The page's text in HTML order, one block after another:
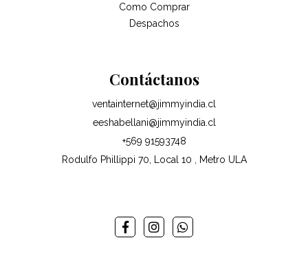
Como Comprar
Despachos
Contáctanos
ventainternet@jimmyindia.cl
eeshabellani@jimmyindia.cl
+569 91593748
Rodulfo Phillippi 70, Local 10 , Metro ULA